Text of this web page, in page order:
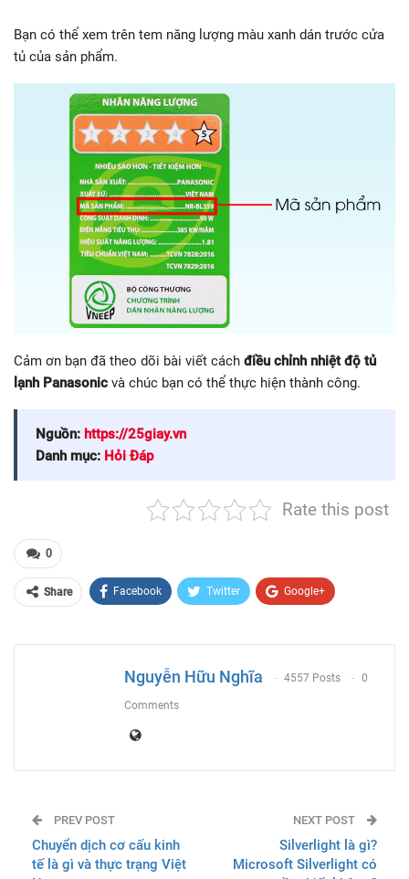
Bạn có thể xem trên tem năng lượng màu xanh dán trước cửa
tủ của sản phẩm.
Cảm ơn bạn đã theo dõi bài viết cách điều chỉnh nhiệt độ tủ
lạnh Panasonic và chúc bạn có thể thực hiện thành công.
Nguồn: https://25giay.vn
Danh mục: Hỏi Đáp
Rate this post
0
Share Facebook Twitter Google+
Nguyễn Hữu Nghĩa 4557 Posts 0
Comments
PREV POST
Chuyển dịch cơ cấu kinh
tế là gì và thực trạng Việt
NEXT POST
Silverlight là gì?
Microsoft Silverlight có